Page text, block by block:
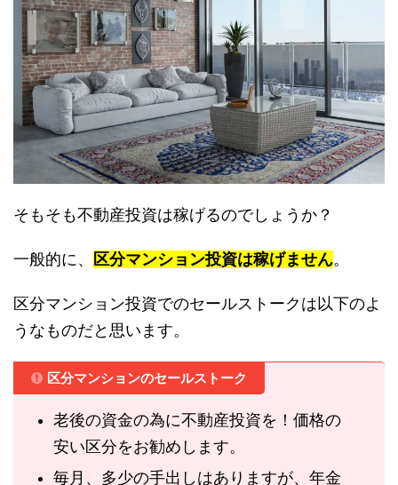
そもそも不動産投資は稼げるのでしょうか？
一般的に、 区分マンション投資は稼げません。
区分マンション投資でのセールストークは以下のよ
うなものだと思います。
区分マンションのセールストーク
老後の資金の為に不動産投資を！価格の
安い区分をお勧めします。
毎月、多少の手出しはありますが、年金